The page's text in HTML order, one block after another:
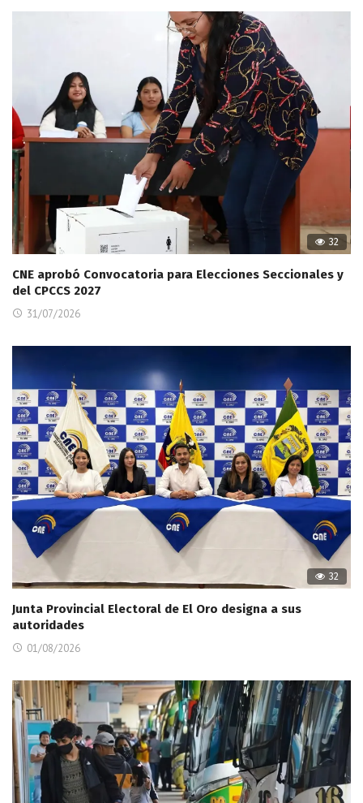
32
CNE aprobó Convocatoria para Elecciones Seccionales y
del CPCCS 2027
31/07/2026
32
Junta Provincial Electoral de El Oro designa a sus
autoridades
01/08/2026